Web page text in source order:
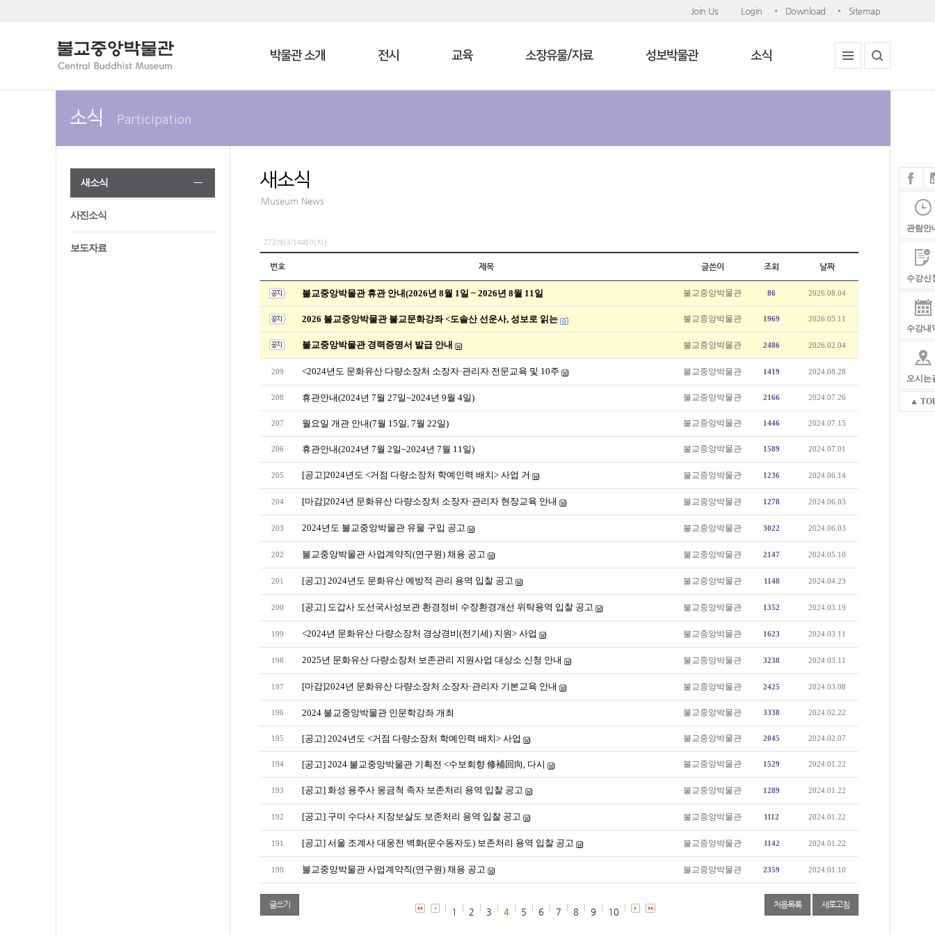
Join Us Login Download Sitemap
박물관 소개 전시 교육 소장유물/자료 성보박물관 소식
소식 Participation
새소식
사진소식
보도자료
새소식
Museum News
272개(4/14페이지)
번호 제목 글쓴이 조회 날짜
불교중앙박물관 휴관 안내(2026년 8월 1일 ~ 2026년 8월 11일 불교중앙박물관 86 2026.08.04
2026 불교중앙박물관 불교문화강좌 <도솔산 선운사, 성보로 읽는 불교중앙박물관 1969 2026.05.11
불교중앙박물관 경력증명서 발급 안내 불교중앙박물관 2486 2026.02.04
209 <2024년도 문화유산 다량소장처 소장자·관리자 전문교육 및 10주 불교중앙박물관 1419 2024.08.28
208 휴관안내(2024년 7월 27일~2024년 9월 4일) 불교중앙박물관 2166 2024.07.26
207 월요일 개관 안내(7월 15일, 7월 22일) 불교중앙박물관 1446 2024.07.15
206 휴관안내(2024년 7월 2일~2024년 7월 11일) 불교중앙박물관 1589 2024.07.01
205 [공고]2024년도 <거점 다량소장처 학예인력 배치> 사업 거 불교중앙박물관 1236 2024.06.14
204 [마감]2024년 문화유산 다량소장처 소장자·관리자 현장교육 안내 불교중앙박물관 1278 2024.06.03
203 2024년도 불교중앙박물관 유물 구입 공고 불교중앙박물관 3022 2024.06.03
202 불교중앙박물관 사업계약직(연구원) 채용 공고 불교중앙박물관 2147 2024.05.10
201 [공고] 2024년도 문화유산 예방적 관리 용역 입찰 공고 불교중앙박물관 1148 2024.04.23
200 [공고] 도갑사 도선국사성보관 환경정비 수장환경개선 위탁용역 입찰 공고 불교중앙박물관 1352 2024.03.19
199 <2024년 문화유산 다량소장처 경상경비(전기세) 지원> 사업 불교중앙박물관 1623 2024.03.11
198 2025년 문화유산 다량소장처 보존관리 지원사업 대상소 신청 안내 불교중앙박물관 3238 2024.03.11
197 [마감]2024년 문화유산 다량소장처 소장자·관리자 기본교육 안내 불교중앙박물관 2425 2024.03.08
196 2024 불교중앙박물관 인문학강좌 개최 불교중앙박물관 3338 2024.02.22
195 [공고] 2024년도 <거점 다량소장처 학예인력 배치> 사업 불교중앙박물관 2045 2024.02.07
194 [공고] 2024 불교중앙박물관 기획전 <수보회향 修補回向, 다시 불교중앙박물관 1529 2024.01.22
193 [공고] 화성 용주사 몽금척 족자 보존처리 용역 입찰 공고 불교중앙박물관 1289 2024.01.22
192 [공고] 구미 수다사 지장보살도 보존처리 용역 입찰 공고 불교중앙박물관 1112 2024.01.22
191 [공고] 서울 조계사 대웅전 벽화(문수동자도) 보존처리 용역 입찰 공고 불교중앙박물관 1142 2024.01.22
190 불교중앙박물관 사업계약직(연구원) 채용 공고 불교중앙박물관 2359 2024.01.10
글쓰기 처음목록 새로고침
1 2 3 4 5 6 7 8 9 10
관람안
수강신
수강내
오시는
▲